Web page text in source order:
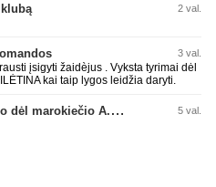
2 val.
3 val.
įsigyti žaidèjus . Vyksta tyrimai dėl
kai taip lygos leidžia daryti.
„Man City“ artėja link susitarimo dėl marokiečio A. Bouaddi persikėlimo 5 val.